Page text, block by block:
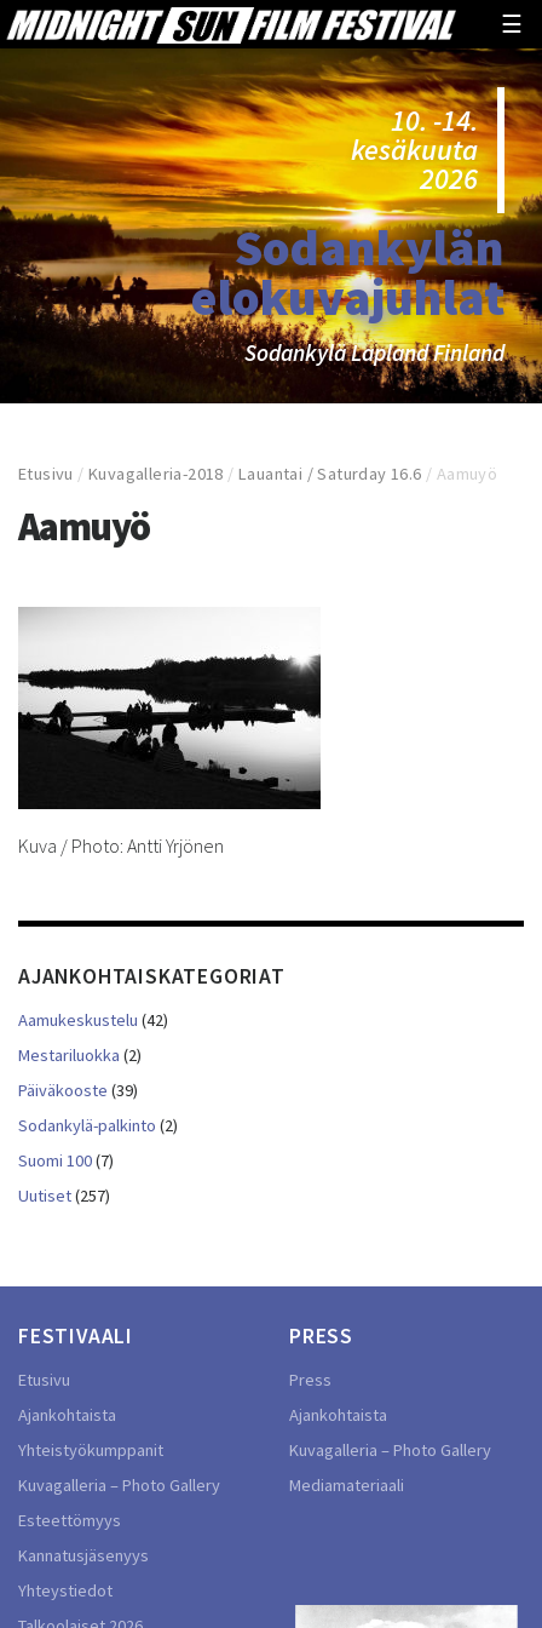
☰
10. -14.
kesäkuuta
2026
Sodankylän
elokuvajuhlat
Sodankylä Lapland Finland
Etusivu /Kuvagalleria-2018 /Lauantai / Saturday 16.6 / Aamuyö
Aamuyö
Kuva / Photo: Antti Yrjönen
AJANKOHTAISKATEGORIAT
Aamukeskustelu (42)
Mestariluokka (2)
Päiväkooste (39)
Sodankylä-palkinto (2)
Suomi 100(7)
Uutiset(257)
FESTIVAALI
Etusivu
Ajankohtaista
Yhteistyökumppanit
Kuvagalleria – Photo Gallery
Esteettömyys
Kannatusjäsenyys
Yhteystiedot
PRESS
Press
Ajankohtaista
Kuvagalleria – Photo Gallery
Mediamateriaali